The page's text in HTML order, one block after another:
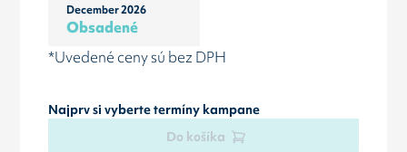
December 2026
Obsadené
*Uvedené ceny sú bez DPH
Najprv si vyberte termíny kampane
Do košíka